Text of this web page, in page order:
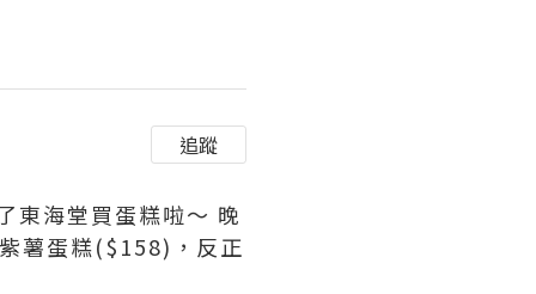
追蹤
東海堂買蛋糕啦～ 晚
薯蛋糕($158)，反正